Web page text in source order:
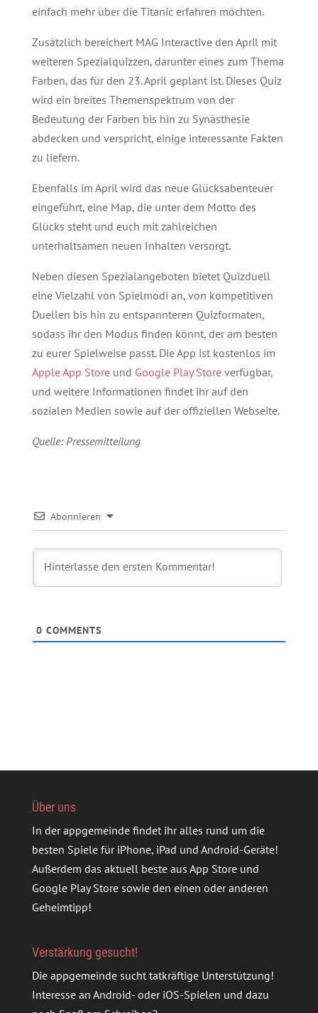
einfach mehr über die Titanic erfahren möchten.
Zusätzlich bereichert MAG Interactive den April mit
weiteren Spezialquizzen, darunter eines zum Thema
Farben, das für den 23. April geplant ist. Dieses Quiz
wird ein breites Themenspektrum von der
Bedeutung der Farben bis hin zu Synästhesie
abdecken und verspricht, einige interessante Fakten
zu liefern.
Ebenfalls im April wird das neue Glücksabenteuer
eingeführt, eine Map, die unter dem Motto des
Glücks steht und euch mit zahlreichen
unterhaltsamen neuen Inhalten versorgt.
Neben diesen Spezialangeboten bietet Quizduell
eine Vielzahl von Spielmodi an, von kompetitiven
Duellen bis hin zu entspannteren Quizformaten,
sodass ihr den Modus finden könnt, der am besten
zu eurer Spielweise passt. Die App ist kostenlos im
Apple App Storeund Google Play Storeverfügbar,
und weitere Informationen findet ihr auf den
sozialen Medien sowie auf der offiziellen Webseite.
Quelle: Pressemitteilung
Abonnieren
0 COMMENTS
Über uns
In der appgemeinde findet ihr alles rund um die
besten Spiele für iPhone, iPad und Android-Geräte!
Außerdem das aktuell beste aus App Store und
Google Play Store sowie den einen oder anderen
Geheimtipp!
Verstärkung gesucht!
Die appgemeinde sucht tatkräftige Unterstützung!
Interesse an Android- oder iOS-Spielen und dazu